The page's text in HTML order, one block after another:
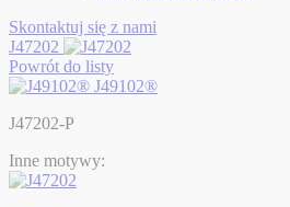
Skontaktuj się z nami
J47202
Powrót do listy
J49102®
J47202-P
Inne motywy: